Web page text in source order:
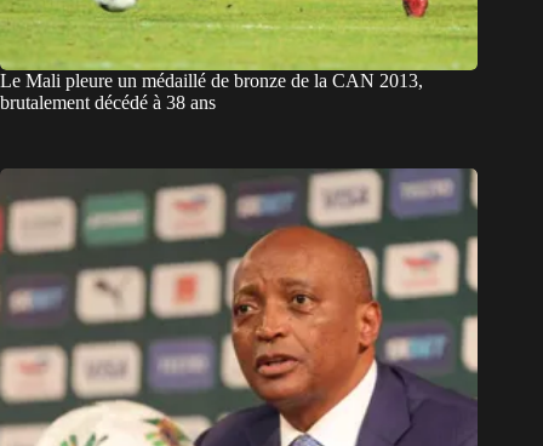
Le Mali pleure un médaillé de bronze de la CAN 2013,
brutalement décédé à 38 ans